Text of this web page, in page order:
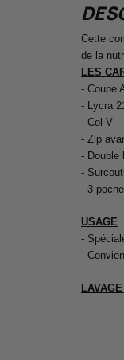
Cette
de la
LES
- Coupe
- Lycra
- Col V
- Zip
- Double
-
- 3
USAGE
-
-